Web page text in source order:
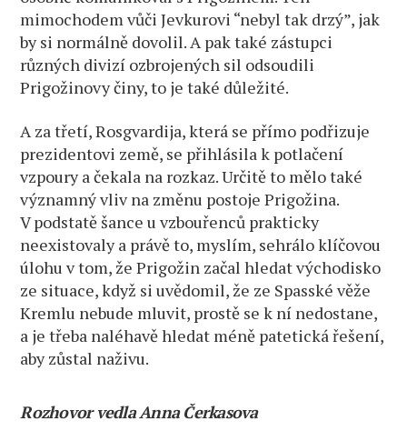
mimochodem vůči Jevkurovi “nebyl tak drzý”, jak
by si normálně dovolil. A pak také zástupci
různých divizí ozbrojených sil odsoudili
Prigožinovy činy, to je také důležité.
A za třetí, Rosgvardija, která se přímo podřizuje
prezidentovi země, se přihlásila k potlačení
vzpoury a čekala na rozkaz. Určitě to mělo také
významný vliv na změnu postoje Prigožina.
V podstatě šance u vzbouřenců prakticky
neexistovaly a právě to, myslím, sehrálo klíčovou
úlohu v tom, že Prigožin začal hledat východisko
ze situace, když si uvědomil, že ze Spasské věže
Kremlu nebude mluvit, prostě se k ní nedostane,
a je třeba naléhavě hledat méně patetická řešení,
aby zůstal naživu.
Rozhovor vedla Anna Čerkasova